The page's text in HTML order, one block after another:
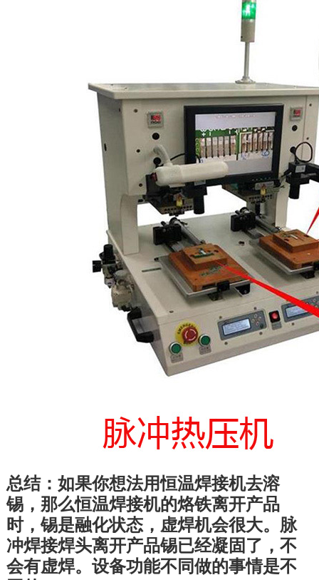
总结：如果你想法用恒温焊接机去溶
锡，那么恒温焊接机的烙铁离开产品
时，锡是融化状态，虚焊机会很大。脉
冲焊接焊头离开产品锡已经凝固了，不
会有虚焊。设备功能不同做的事情是不